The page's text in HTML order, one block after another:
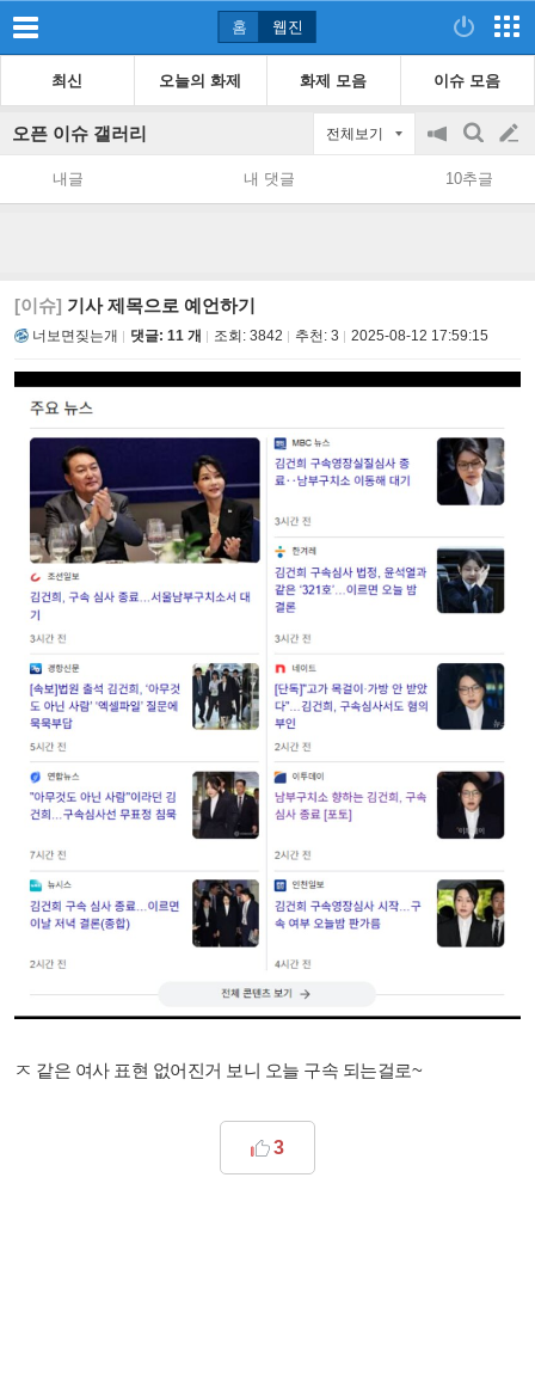
홈 웹진
최신 오늘의 화제 화제 모음 이슈 모음
오픈 이슈 갤러리 전체보기
공
지
on/off
검
색
글
쓰
내글 내 댓글 10추글
[이슈] 기사 제목으로 예언하기
너보면짖는개 댓글: 11 개 조회: 3842 추천: 3 2025-08-12 17:59:15
ㅈ 같은 여사 표현 없어진거 보니 오늘 구속 되는걸로~
3